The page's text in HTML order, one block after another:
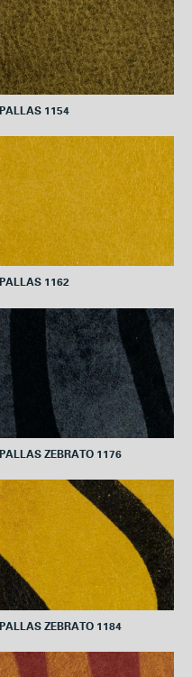
PALLAS 1154
PALLAS 1162
PALLAS ZEBRATO 1176
PALLAS ZEBRATO 1184